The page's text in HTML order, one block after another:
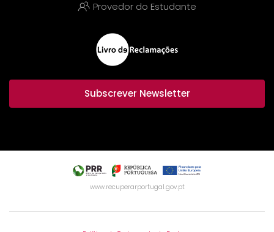
Provedor do Estudante
Subscrever Newsletter
www.recuperarportugal.gov.pt